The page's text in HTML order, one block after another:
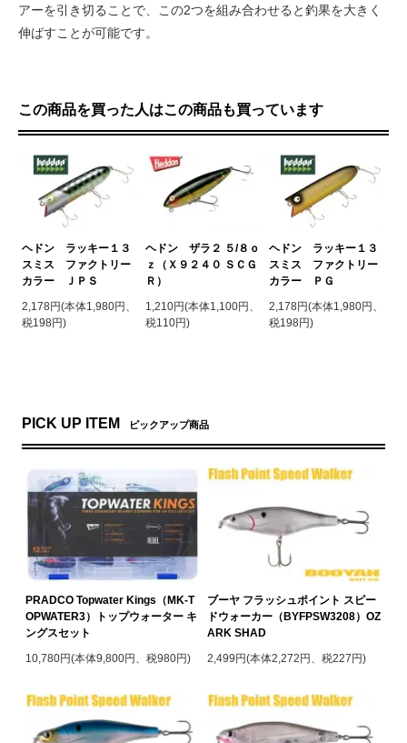
アーを引き切ることで、この2つを組み合わせると釣果を大きく
伸ばすことが可能です。
この商品を買った人はこの商品も買っています
ヘドン ラッキー１３
スミス ファクトリー
カラー ＪＰＳ
2,178円(本体1,980円、
税198円)
ヘドン ザラ２ ５/８ｏ
ｚ（Ｘ９２４０ ＳＣＧ
Ｒ）
1,210円(本体1,100円、
税110円)
ヘドン ラッキー１３
スミス ファクトリー
カラー ＰＧ
2,178円(本体1,980円、
税198円)
PICK UP ITEM ピックアップ商品
PRADCO Topwater Kings（MK-T
OPWATER3）トップウォーター キ
ングスセット
10,780円(本体9,800円、税980円)
ブーヤ フラッシュポイント スピー
ドウォーカー（BYFPSW3208）OZ
ARK SHAD
2,499円(本体2,272円、税227円)